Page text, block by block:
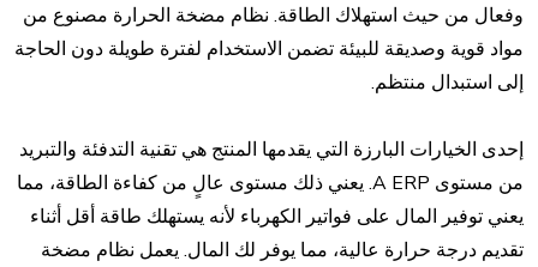
وفعال من حيث استهلاك الطاقة. نظام مضخة الحرارة مصنوع من
مواد قوية وصديقة للبيئة تضمن الاستخدام لفترة طويلة دون الحاجة
إلى استبدال منتظم.
إحدى الخيارات البارزة التي يقدمها المنتج هي تقنية التدفئة والتبريد
من مستوى A ERP. يعني ذلك مستوى عالٍ من كفاءة الطاقة، مما
يعني توفير المال على فواتير الكهرباء لأنه يستهلك طاقة أقل أثناء
تقديم درجة حرارة عالية، مما يوفر لك المال. يعمل نظام مضخة